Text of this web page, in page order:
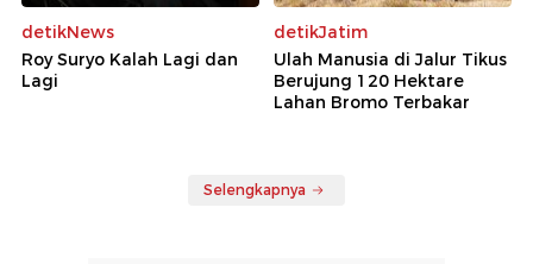
detikNews
Roy Suryo Kalah Lagi dan
Lagi
detikJatim
Ulah Manusia di Jalur Tikus
Berujung 120 Hektare
Lahan Bromo Terbakar
Selengkapnya